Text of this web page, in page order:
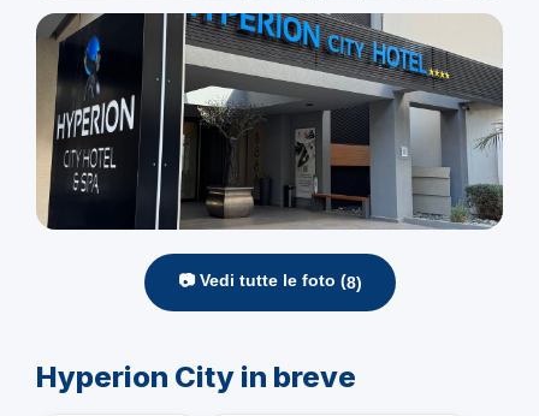
📷 Vedi tutte le foto (8)
Hyperion City in breve